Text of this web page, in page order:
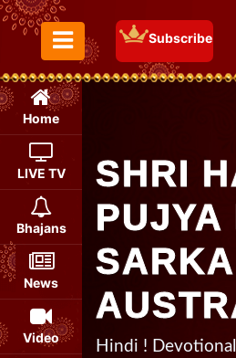
Toggle Menu
Subscribe
Home
LIVE TV
Bhajans
News
Video
SHRI
PUJYA
Hindi !